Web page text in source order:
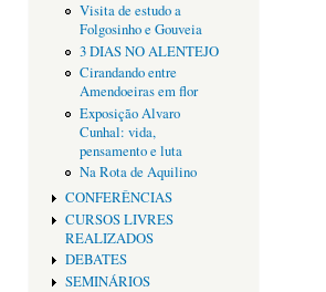
Visita de estudo a
Folgosinho e Gouveia
3 DIAS NO ALENTEJO
Cirandando entre
Amendoeiras em flor
Exposição Alvaro
Cunhal: vida,
pensamento e luta
Na Rota de Aquilino
CONFERÊNCIAS
CURSOS LIVRES
REALIZADOS
DEBATES
SEMINÁRIOS